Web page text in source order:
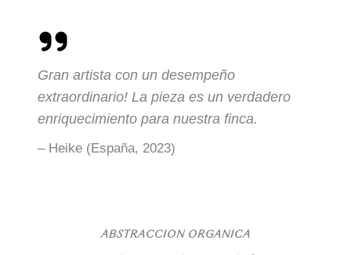
Gran artista con un desempeño
extraordinario! La pieza es un verdadero
enriquecimiento para nuestra finca.
– Heike (España, 2023)
ABSTRACCIÓN ORGÁNICA